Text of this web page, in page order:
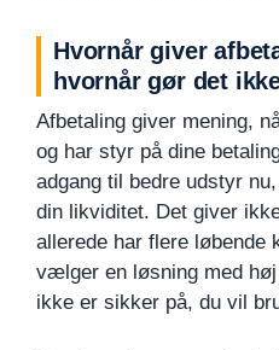
Hvornår giver
hvornår gør det
Afbetaling giver mening,
og har styr på dine
adgang til bedre udstyr
din likviditet. Det giver
allerede har flere løbende
vælger en løsning med
ikke er sikker på, du vil